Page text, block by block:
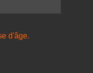
d'âge.